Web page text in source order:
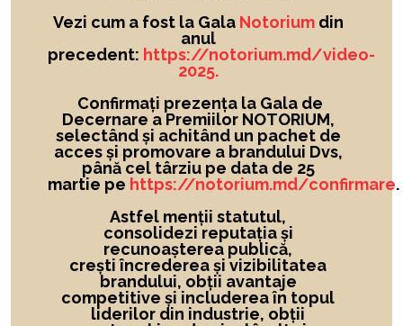
Vezi cum a fost la Gala Notoriumdin
anul
precedent: https://notorium.md/video-
2025.
Confirmați prezența la Gala de
Decernare a Premiilor NOTORIUM,
selectând și achitând un pachet de
acces și promovare a brandului Dvs,
până cel târziu pe data de 25
martie pe https://notorium.md/confirmare.
Astfel menții statutul,
consolidezi reputația și
recunoașterea publică,
crești încrederea și vizibilitatea
brandului, obții avantaje
competitive și includerea în topul
liderilor din industrie, obții